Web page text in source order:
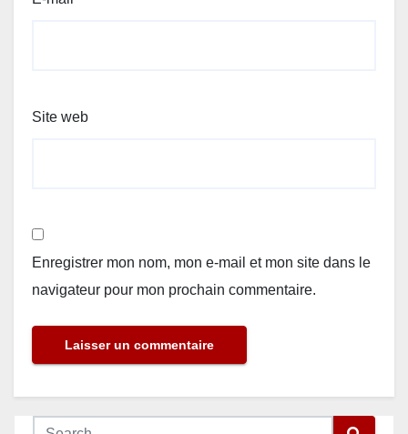
Site web
Enregistrer mon nom, mon e-mail et mon site dans le
navigateur pour mon prochain commentaire.